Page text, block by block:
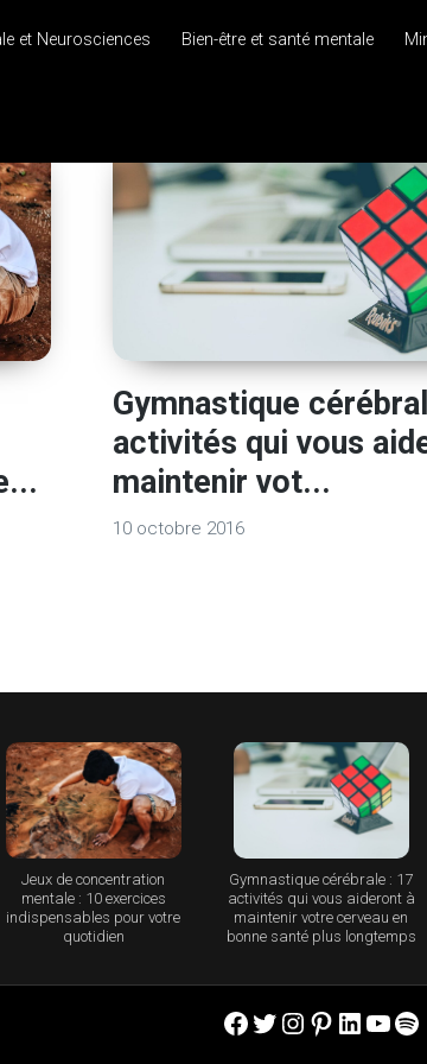
et Neurosciences Bien-être et santé mentale
Gymnastique
activités qui vous
maintenir vot...
10 octobre 2016
Jeux de concentration
mentale : 10 exercices
indispensables pour votre
quotidien
Gymnastique cérébrale : 17
activités qui vous aideront à
maintenir votre cerveau en
bonne santé plus longtemps
Facebook
Twitter
Instagram
Pinterest
LinkedIn